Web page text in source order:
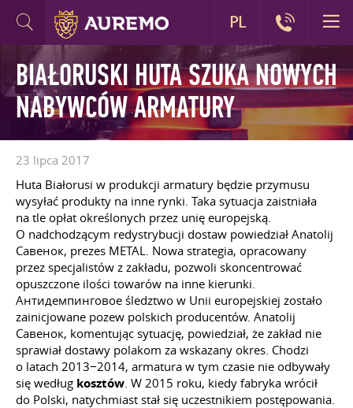
BIAŁORUSKI HUTA SZUKA NOWYCH
NABYWCÓW ARMATURY
23 lipca 2017
Huta Białorusi w produkcji armatury będzie przymusu
wysyłać produkty na inne rynki. Taka sytuacja zaistniała
na tle opłat określonych przez unię europejską.
O nadchodzącym redystrybucji dostaw powiedział Anatolij
Савенок, prezes METAL. Nowa strategia, opracowany
przez specjalistów z zakładu, pozwoli skoncentrować
opuszczone ilości towarów na inne kierunki.
Антидемпинговое śledztwo w Unii europejskiej zostało
zainicjowane pozew polskich producentów. Anatolij
Савенок, komentując sytuację, powiedział, że zakład nie
sprawiał dostawy polakom za wskazany okres. Chodzi
o latach 2013−2014, armatura w tym czasie nie odbywały
się według kosztów. W 2015 roku, kiedy fabryka wrócił
do Polski, natychmiast stał się uczestnikiem postępowania.
PL